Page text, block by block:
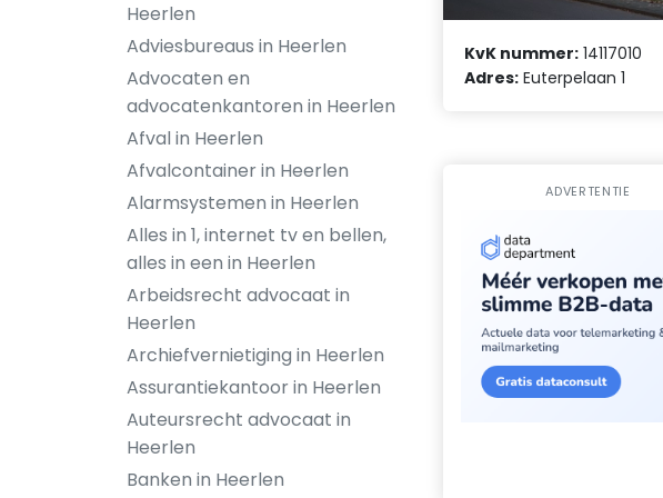
Heerlen
Adviesbureaus in Heerlen
Advocaten en
advocatenkantoren in Heerlen
Afval in Heerlen
Afvalcontainer in Heerlen
Alarmsystemen in Heerlen
Alles in 1, internet tv en bellen,
alles in een in Heerlen
Arbeidsrecht advocaat in
Heerlen
Archiefvernietiging in Heerlen
Assurantiekantoor in Heerlen
Auteursrecht advocaat in
Heerlen
Banken in Heerlen
KvK nummer: 14117010
Adres: Euterpelaan 1
ADVERTENTIE